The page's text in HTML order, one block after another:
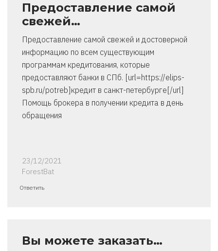
Предоставление самой
свежей…
Предоставление самой свежей и достоверной
информацию по всем существующим
программам кредитования, которые
предоставляют банки в СПб. [url=https://elips-
spb.ru/potreb]кредит в санкт-петербурге[/url]
Помощь брокера в получении кредита в день
обращения
23/12/2021
ForestBat
Ответить
Вы можете заказать…